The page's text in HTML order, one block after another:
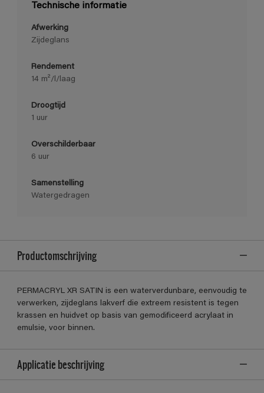
Technische informatie
Afwerking
Zijdeglans
Rendement
14 m²/l/laag
Droogtijd
1 uur
Overschilderbaar
6 uur
Samenstelling
Watergedragen
Productomschrijving
PERMACRYL XR SATIN is een waterverdunbare, eenvoudig te
verwerken, zijdeglans lakverf die extreem resistent is tegen
krassen en huidvet op basis van gemodificeerd acrylaat in
emulsie, voor binnen.
Applicatie beschrijving